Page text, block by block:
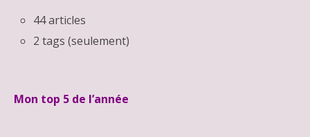
44 articles
2 tags (seulement)
Mon top 5 de l’année